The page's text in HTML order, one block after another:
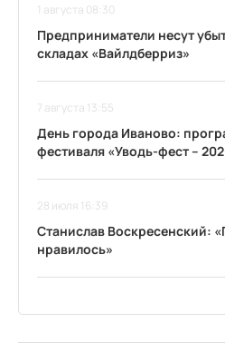
1 августа 08:30
Предприниматели несут
складах «Вайлдберриз»
7 августа 13:55
День города Иваново:
фестиваля «Уводь-фест –
28 июля 16:39
Станислав Воскресенский:
нравилось»